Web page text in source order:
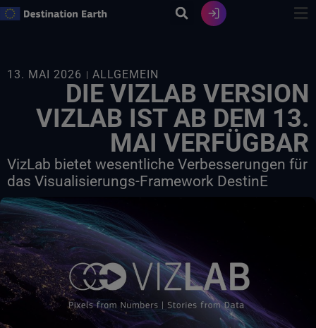
Zum
13. MAI 2026 ALLGEMEIN
DIE VIZLAB VERSION
VIZLAB IST AB DEM 13.
MAI VERFÜGBAR
VizLab bietet wesentliche Verbesserungen für
das Visualisierungs-Framework DestinE